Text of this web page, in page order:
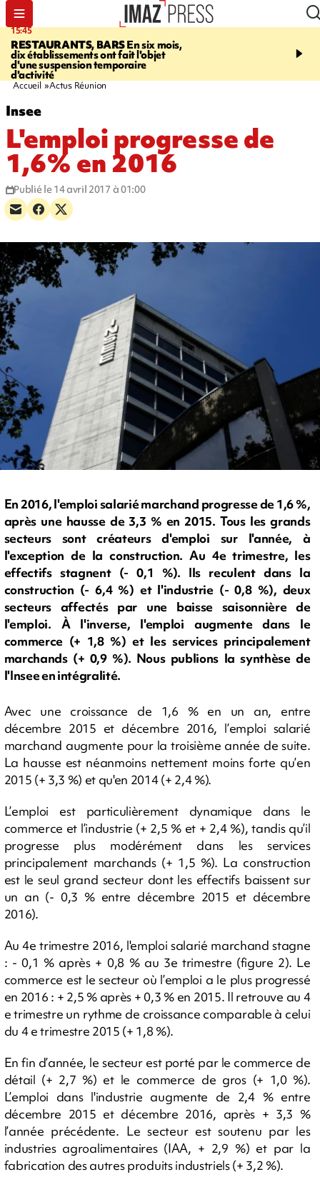
15:45
RESTAURANTS, BARSEn six mois,
dix établissements ont fait l'objet
d'une suspension temporaire
d'activité
17:17
Angeles, un homme vit
Accueil Actus Réunion
Insee
L'emploi progresse de
1,6% en 2016
Publié le 14 avril 2017 à 01:00
En 2016, l'emploi salarié marchand progresse de 1,6 %,
après une hausse de 3,3 % en 2015. Tous les grands
secteurs sont créateurs d'emploi sur l'année, à
l'exception de la construction. Au 4e trimestre, les
effectifs stagnent (- 0,1 %). Ils reculent dans la
construction (- 6,4 %) et l'industrie (- 0,8 %), deux
secteurs affectés par une baisse saisonnière de
l'emploi. À l'inverse, l'emploi augmente dans le
commerce (+ 1,8 %) et les services principalement
marchands (+ 0,9 %). Nous publions la synthèse de
l'Insee en intégralité.
Avec une croissance de 1,6 % en un an, entre
décembre 2015 et décembre 2016, l’emploi salarié
marchand augmente pour la troisième année de suite.
La hausse est néanmoins nettement moins forte qu’en
2015 (+ 3,3 %) et qu'en 2014 (+ 2,4 %).
L’emploi est particulièrement dynamique dans le
commerce et l’industrie (+ 2,5 % et + 2,4 %), tandis qu’il
progresse plus modérément dans les services
principalement marchands (+ 1,5 %). La construction
est le seul grand secteur dont les effectifs baissent sur
un an (- 0,3 % entre décembre 2015 et décembre
2016).
Au 4e trimestre 2016, l'emploi salarié marchand stagne
: - 0,1 % après + 0,8 % au 3e trimestre (figure 2). Le
commerce est le secteur où l’emploi a le plus progressé
en 2016 : + 2,5 % après + 0,3 % en 2015. Il retrouve au 4
e trimestre un rythme de croissance comparable à celui
du 4 e trimestre 2015 (+ 1,8 %).
En fin d’année, le secteur est porté par le commerce de
détail (+ 2,7 %) et le commerce de gros (+ 1,0 %).
L’emploi dans l'industrie augmente de 2,4 % entre
décembre 2015 et décembre 2016, après + 3,3 %
l’année précédente. Le secteur est soutenu par les
industries agroalimentaires (IAA, + 2,9 %) et par la
fabrication des autres produits industriels (+ 3,2 %).